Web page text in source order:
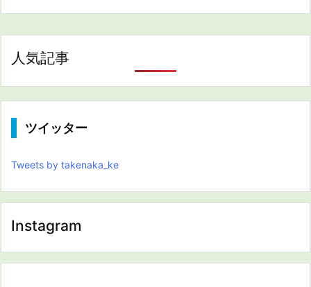
人気記事
ツイッター
Tweets by takenaka_ke
Instagram